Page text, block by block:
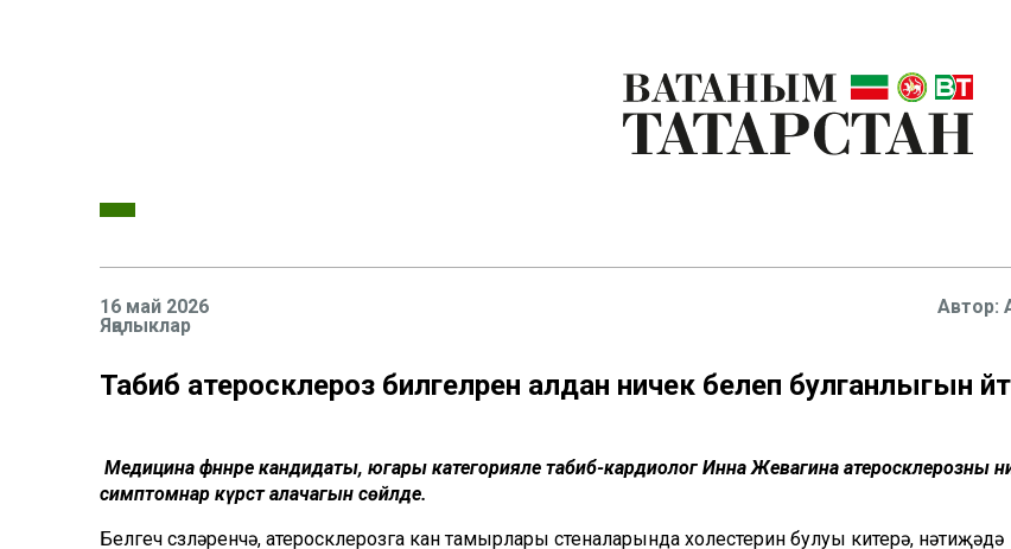
16 май 2026
Яңалыклар
Табиб атеросклероз билгеләрен алдан ничек белеп булганлыгын
Медицина фәннәре кандидаты, югары категорияле табиб-кардиолог Инна Жевагина атеросклерозны
симптомнар күрсәтә алачагын сөйләде.
Белгеч сүзләренчә, атеросклерозга кан тамырлары стеналарында холестерин булуы китерә, нәтиҗәдә